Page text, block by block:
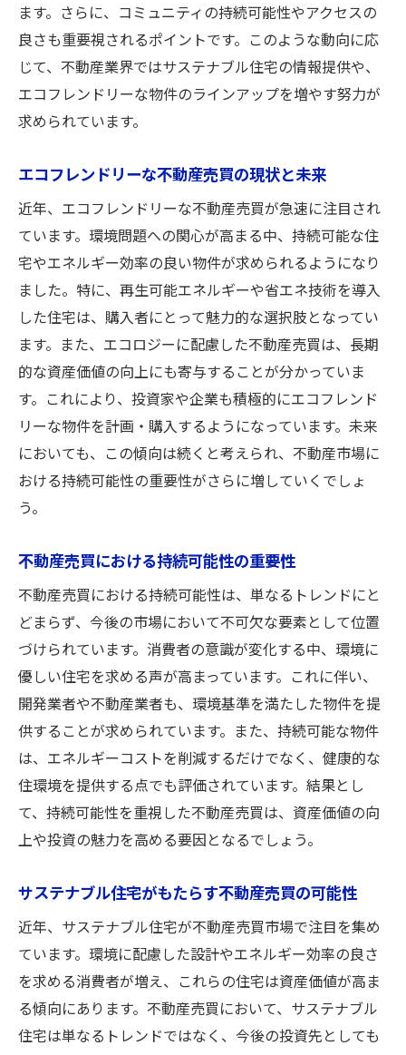
ます。さらに、コミュニティの持続可能性やアクセスの
良さも重要視されるポイントです。このような動向に応
じて、不動産業界ではサステナブル住宅の情報提供や、
エコフレンドリーな物件のラインアップを増やす努力が
求められています。
エコフレンドリーな不動産売買の現状と未来
近年、エコフレンドリーな不動産売買が急速に注目され
ています。環境問題への関心が高まる中、持続可能な住
宅やエネルギー効率の良い物件が求められるようになり
ました。特に、再生可能エネルギーや省エネ技術を導入
した住宅は、購入者にとって魅力的な選択肢となってい
ます。また、エコロジーに配慮した不動産売買は、長期
的な資産価値の向上にも寄与することが分かっていま
す。これにより、投資家や企業も積極的にエコフレンド
リーな物件を計画・購入するようになっています。未来
においても、この傾向は続くと考えられ、不動産市場に
おける持続可能性の重要性がさらに増していくでしょ
う。
不動産売買における持続可能性の重要性
不動産売買における持続可能性は、単なるトレンドにと
どまらず、今後の市場において不可欠な要素として位置
づけられています。消費者の意識が変化する中、環境に
優しい住宅を求める声が高まっています。これに伴い、
開発業者や不動産業者も、環境基準を満たした物件を提
供することが求められています。また、持続可能な物件
は、エネルギーコストを削減するだけでなく、健康的な
住環境を提供する点でも評価されています。結果とし
て、持続可能性を重視した不動産売買は、資産価値の向
上や投資の魅力を高める要因となるでしょう。
サステナブル住宅がもたらす不動産売買の可能性
近年、サステナブル住宅が不動産売買市場で注目を集め
ています。環境に配慮した設計やエネルギー効率の良さ
を求める消費者が増え、これらの住宅は資産価値が高ま
る傾向にあります。不動産売買において、サステナブル
住宅は単なるトレンドではなく、今後の投資先としても